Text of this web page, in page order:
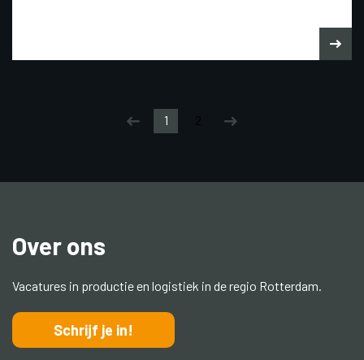
1
Over ons
Vacatures in productie en logistiek in de regio Rotterdam.
Schrijf je in!